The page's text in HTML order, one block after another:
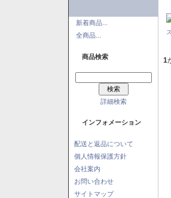
新着商品...
全商品...
商品検索
詳細検索
インフォメーション
配送と返品について
個人情報保護方針
会社案内
お問い合わせ
サイトマップ
1